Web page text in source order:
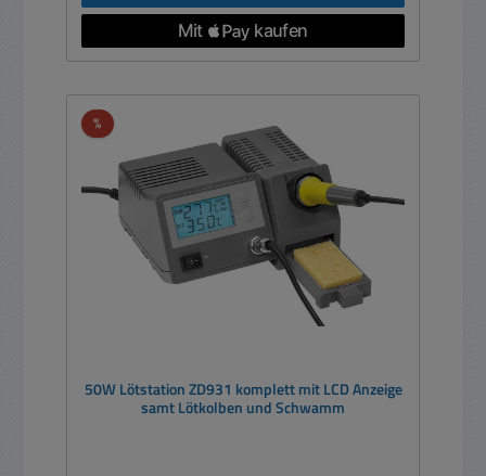
%Rabatt
50W Lötstation ZD931 komplett mit LCD Anzeige
samt Lötkolben und Schwamm